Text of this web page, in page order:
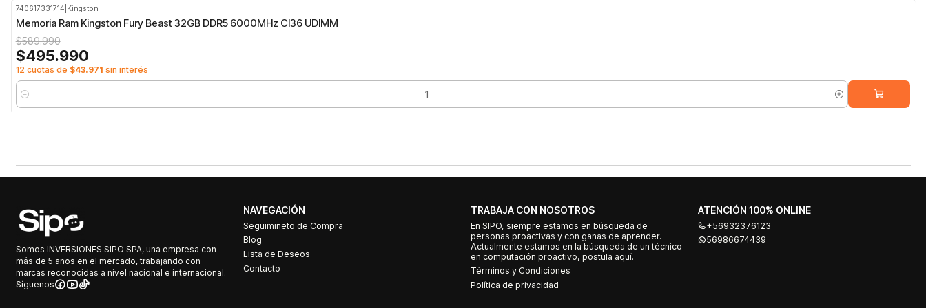
740617331714 Kingston
Memoria Ram Kingston Fury Beast 32GB DDR5 6000MHz Cl36 UDIMM
$589.990
$495.990
12 cuotas de $43.971 sin interés
Cantidad
Somos INVERSIONES SIPO SPA, una empresa con
más de 5 años en el mercado, trabajando con
marcas reconocidas a nivel nacional e internacional.
Síguenos
NAVEGACIÓN
Seguimineto de Compra
Blog
Lista de Deseos
Contacto
TRABAJA CON NOSOTROS
En SIPO, siempre estamos en búsqueda de
personas proactivas y con ganas de aprender.
Actualmente estamos en la búsqueda de un técnico
en computación proactivo, postula aquí.
Términos y Condiciones
Política de privacidad
ATENCIÓN 100% ONLINE
+56932376123
56986674439